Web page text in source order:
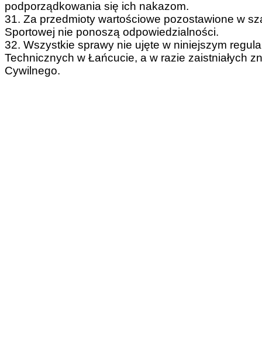
podporządkowania się ich nakazom.
31. Za przedmioty wartościowe pozostawione w
Sportowej nie ponoszą odpowiedzialności.
32. Wszystkie sprawy nie ujęte w niniejszym
Technicznych w Łańcucie, a w razie zaistniałych
Cywilnego.